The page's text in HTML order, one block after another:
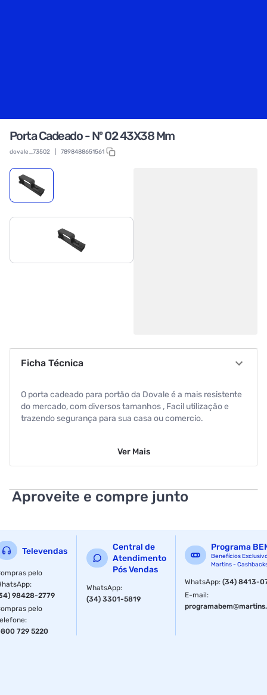
Porta Cadeado - Nº 02 43X38 Mm
dovale_73502 7898488651561
Ficha Técnica
O porta cadeado para portão da Dovale é a mais resistente
do mercado, com diversos tamanhos , Facil utilização e
trazendo segurança para sua casa ou comercio.
Ver Mais
Aproveite e compre junto
Televendas
pelo
:
98428-2779
pelo
:
729 5220
Central de
Atendimento
Pós Vendas
WhatsApp:
(34) 3301-5819
Programa
Benefícios
Martins -
WhatsApp:(34) 8413-
E-mail: